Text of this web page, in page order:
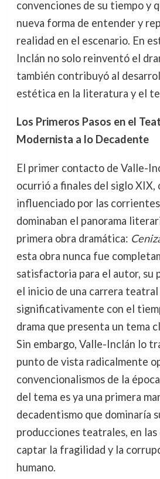
convenciones de su tiempo y
nueva forma de entender y
realidad en el escenario. En
Inclán no solo reinventó el
también contribuyó al
estética en la literatura y el
Los Primeros Pasos en el
Modernista a lo Decadente
El primer contacto de Valle-
ocurrió a finales del siglo XIX,
influenciado por las
dominaban el panorama
primera obra dramática:
esta obra nunca fue
satisfactoria para el autor, su
el inicio de una carrera
significativamente con el
drama que presenta un tema
Sin embargo, Valle-Inclán lo
punto de vista radicalmente
convencionalismos de la
del tema es ya una primera
decadentismo que dominaría
producciones teatrales, en las
captar la fragilidad y la
humano.